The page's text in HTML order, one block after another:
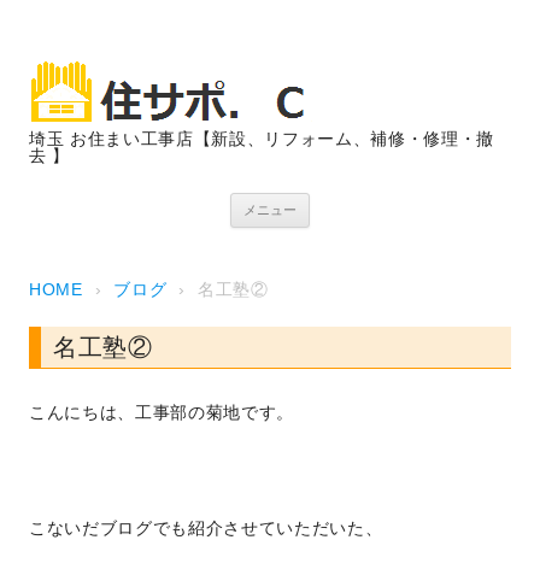
埼玉 お住まい工事店【新設、リフォーム、補修・修理・撤
去 】
メニュー
HOME › ブログ › 名工塾②
名工塾②
こんにちは、工事部の菊地です。
こないだブログでも紹介させていただいた、